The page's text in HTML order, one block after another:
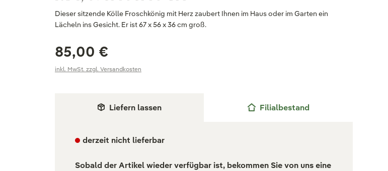
Dieser sitzende Kölle Froschkönig mit Herz zaubert Ihnen im Haus oder im Garten ein
Lächeln ins Gesicht. Er ist 67 x 56 x 36 cm groß.
85,00 €
inkl. MwSt. zzgl. Versandkosten
Liefern lassen Filialbestand
derzeit nicht lieferbar
Sobald der Artikel wieder verfügbar ist, bekommen Sie von uns eine